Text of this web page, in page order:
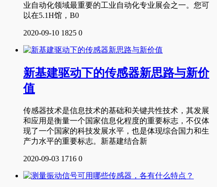
业自动化领域最重要的工业自动化专业展会之一。您可
以在5.1H馆，B0
2020-09-10 1825 0
新基建驱动下的传感器新思路与新价
值
传感器技术是信息技术的基础和关键共性技术，其发展
和应用是衡量一个国家信息化程度的重要标志，不仅体
现了一个国家的科技发展水平，也是体现综合国力和生
产力水平的重要标志。新基建结合新
2020-09-03 1716 0